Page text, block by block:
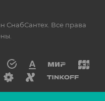
СнабСантех. Все права